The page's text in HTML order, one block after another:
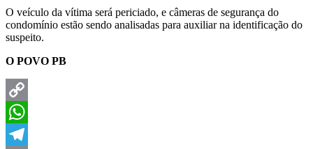
O veículo da vítima será periciado, e câmeras de segurança do
condomínio estão sendo analisadas para auxiliar na identificação do
suspeito.
O POVO PB
Copy
Link
WhatsApp